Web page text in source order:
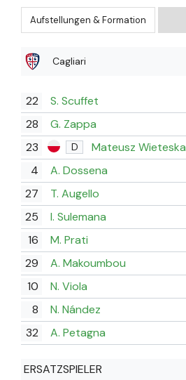
Aufstellungen & Formation
Cagliari
22 S. Scuffet
28 G. Zappa
23 D Mateusz Wieteska
4 A. Dossena
27 T. Augello
25 I. Sulemana
16 M. Prati
29 A. Makoumbou
10 N. Viola
8 N. Nández
32 A. Petagna
ERSATZSPIELER